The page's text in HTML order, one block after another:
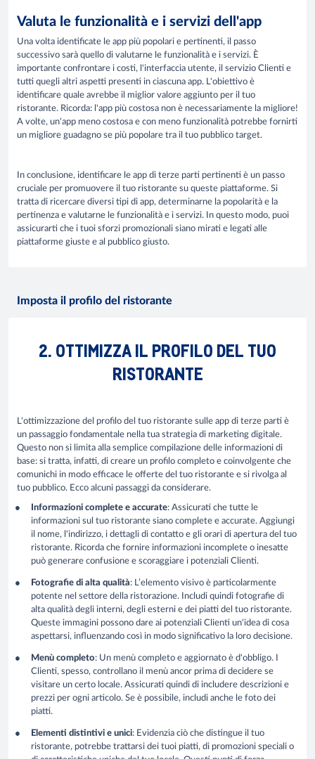
Valuta le funzionalità e i servizi dell'app
Una volta identificate le app più popolari e pertinenti, il passo
successivo sarà quello di valutarne le funzionalità e i servizi. È
importante confrontare i costi, l'interfaccia utente, il servizio Clienti e
tutti quegli altri aspetti presenti in ciascuna app. L'obiettivo è
identificare quale avrebbe il miglior valore aggiunto per il tuo
ristorante. Ricorda: l'app più costosa non è necessariamente la migliore!
A volte, un'app meno costosa e con meno funzionalità potrebbe fornirti
un migliore guadagno se più popolare tra il tuo pubblico target.
In conclusione, identificare le app di terze parti pertinenti è un passo
cruciale per promuovere il tuo ristorante su queste piattaforme. Si
tratta di ricercare diversi tipi di app, determinarne la popolarità e la
pertinenza e valutarne le funzionalità e i servizi. In questo modo, puoi
assicurarti che i tuoi sforzi promozionali siano mirati e legati alle
piattaforme giuste e al pubblico giusto.
Imposta il profilo del ristorante
2. OTTIMIZZA IL PROFILO DEL TUO
RISTORANTE
L'ottimizzazione del profilo del tuo ristorante sulle app di terze parti è
un passaggio fondamentale nella tua strategia di marketing digitale.
Questo non si limita alla semplice compilazione delle informazioni di
base: si tratta, infatti, di creare un profilo completo e coinvolgente che
comunichi in modo efficace le offerte del tuo ristorante e si rivolga al
tuo pubblico. Ecco alcuni passaggi da considerare.
Informazioni complete e accurate: Assicurati che tutte le
informazioni sul tuo ristorante siano complete e accurate. Aggiungi
il nome, l'indirizzo, i dettagli di contatto e gli orari di apertura del tuo
ristorante. Ricorda che fornire informazioni incomplete o inesatte
può generare confusione e scoraggiare i potenziali Clienti.
Fotografie di alta qualità: L’elemento visivo è particolarmente
potente nel settore della ristorazione. Includi quindi fotografie di
alta qualità degli interni, degli esterni e dei piatti del tuo ristorante.
Queste immagini possono dare ai potenziali Clienti un'idea di cosa
aspettarsi, influenzando così in modo significativo la loro decisione.
Menù completo: Un menù completo e aggiornato è d'obbligo. I
Clienti, spesso, controllano il menù ancor prima di decidere se
visitare un certo locale. Assicurati quindi di includere descrizioni e
prezzi per ogni articolo. Se è possibile, includi anche le foto dei
piatti.
Elementi distintivi e unici: Evidenzia ciò che distingue il tuo
ristorante, potrebbe trattarsi dei tuoi piatti, di promozioni speciali o